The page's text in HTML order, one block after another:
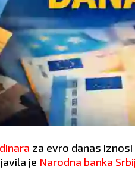
za evro danas iznosi
je Narodna banka